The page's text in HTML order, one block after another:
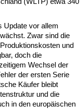
Update vor allem
Zwar sind die
und
doch die
Wechsel der
der ersten Serie
Käufer bleibt
und die
in den europäischen